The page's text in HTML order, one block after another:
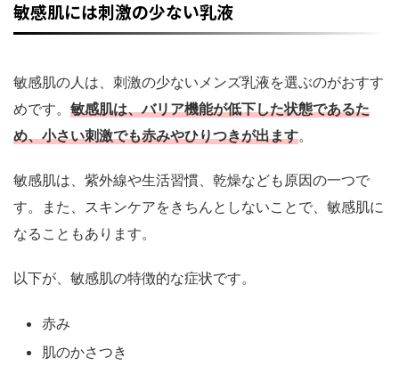
敏感肌には刺激の少ない乳液
敏感肌の人は、刺激の少ないメンズ乳液を選ぶのがおすす
めです。 敏感肌は、バリア機能が低下した状態であるた
め、小さい刺激でも赤みやひりつきが出ます。
敏感肌は、紫外線や生活習慣、乾燥なども原因の一つで
す。また、スキンケアをきちんとしないことで、敏感肌に
なることもあります。
以下が、敏感肌の特徴的な症状です。
赤み
肌のかさつき